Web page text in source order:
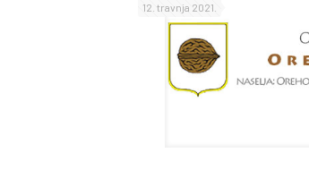
12. travnja 2021.